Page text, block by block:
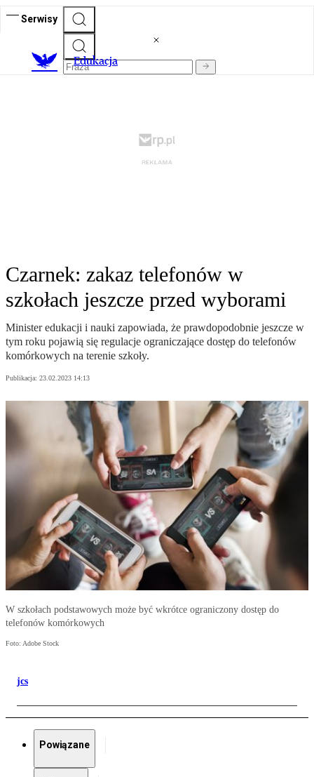
Serwisy
Edukacja
Czarnek: zakaz telefonów w
szkołach jeszcze przed wyborami
Minister edukacji i nauki zapowiada, że prawdopodobnie jeszcze w
tym roku pojawią się regulacje ograniczające dostęp do telefonów
komórkowych na terenie szkoły.
Publikacja: 23.02.2023 14:13
W szkołach podstawowych może być wkrótce ograniczony dostęp do
telefonów komórkowych
Foto: Adobe Stock
jcs
Powiązane